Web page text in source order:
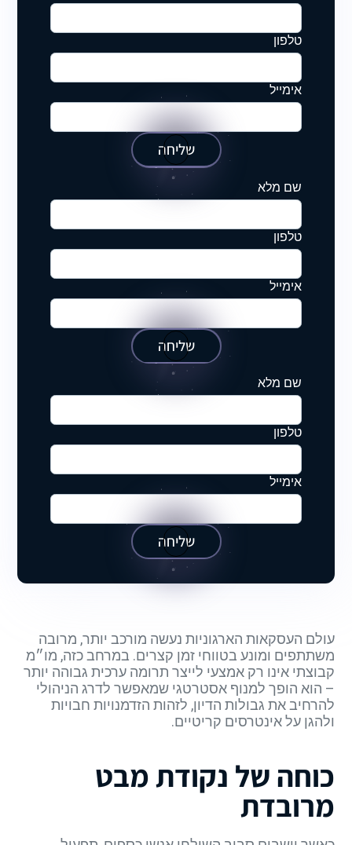
טלפון
אימייל
שליחה
שם מלא
טלפון
אימייל
שליחה
שם מלא
טלפון
אימייל
שליחה
עולם העסקאות הארגוניות נעשה מורכב יותר, מרובה
משתתפים ומונע בטווחי זמן קצרים. במרחב כזה, מו״מ
קבוצתי אינו רק אמצעי לייצר תרומה ערכית גבוהה יותר
– הוא הופך למנוף אסטרטגי שמאפשר לדרג הניהולי
להרחיב את גבולות הדיון, לזהות הזדמנויות חבויות
ולהגן על אינטרסים קריטיים.
כוחה של נקודת מבט
מרובדת